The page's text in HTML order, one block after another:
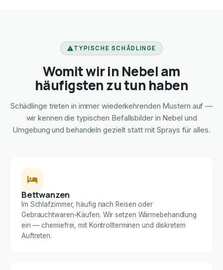
TYPISCHE SCHÄDLINGE
Womit wir in Nebel am
häufigsten zu tun haben
Schädlinge treten in immer wiederkehrenden Mustern auf —
wir kennen die typischen Befallsbilder in Nebel und
Umgebung und behandeln gezielt statt mit Sprays für alles.
Bettwanzen
Im Schlafzimmer, häufig nach Reisen oder
Gebrauchtwaren-Käufen. Wir setzen Wärmebehandlung
ein — chemiefrei, mit Kontrollterminen und diskretem
Auftreten.